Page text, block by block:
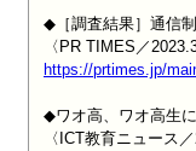
◆［調査結果］通信
https://prtimes.jp/
◆ワオ高、ワオ高生